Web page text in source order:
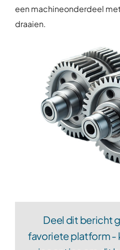
een machineonderdeel
draaien.
Deel dit bericht
favoriete platform -